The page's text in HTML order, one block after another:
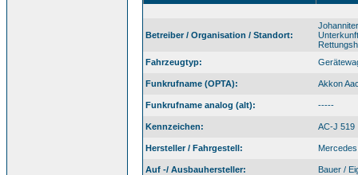
Betreiber / Organisation / Standort:
Fahrzeugtyp:
Funkrufname (OPTA): Akkon
Funkrufname analog (alt): -----
Kennzeichen: AC-J 519
Hersteller / Fahrgestell:
Auf -/ Ausbauhersteller: Bauer /